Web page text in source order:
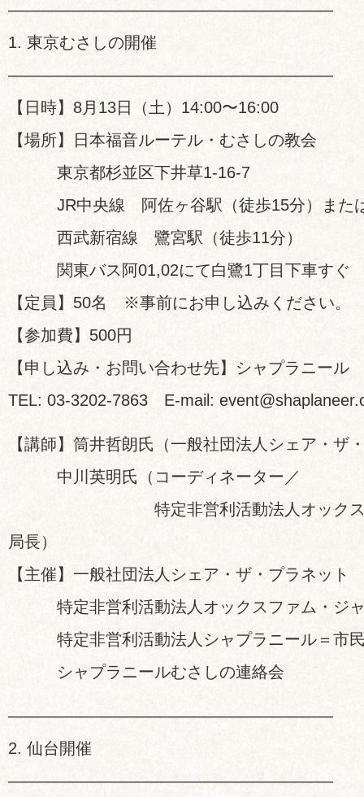
————————————————————
1. 東京むさしの開催
————————————————————
【日時】8月13日（土）14:00〜16:00
【場所】日本福音ルーテル・むさしの教会
東京都杉並区下井草1-16-7
JR中央線 阿佐ヶ谷駅（徒歩15分）また
西武新宿線 鷺宮駅（徒歩11分）
関東バス阿01,02にて白鷺1丁目下車すぐ
【定員】50名 ※事前にお申し込みください。
【参加費】500円
【申し込み・お問い合わせ先】シャプラニール
TEL: 03-3202-7863 E-mail:
【講師】筒井哲朗氏（一般社団法人シェア・ザ
中川英明氏（コーディネーター／
特定非営利活動法人オックスファ
局長）
【主催】一般社団法人シェア・ザ・プラネット
特定非営利活動法人オックスファム・ジ
特定非営利活動法人シャプラニール＝市民
シャプラニールむさしの連絡会
————————————————————
2. 仙台開催
————————————————————